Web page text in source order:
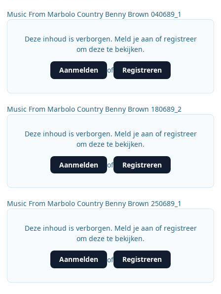
Music From Marbolo Country Benny Brown 040689_1
Deze inhoud is verborgen. Meld je aan of registreer
om deze te bekijken.
Aanmelden of Registreren
Music From Marbolo Country Benny Brown 180689_2
Deze inhoud is verborgen. Meld je aan of registreer
om deze te bekijken.
Aanmelden of Registreren
Music From Marbolo Country Benny Brown 250689_1
Deze inhoud is verborgen. Meld je aan of registreer
om deze te bekijken.
Aanmelden of Registreren